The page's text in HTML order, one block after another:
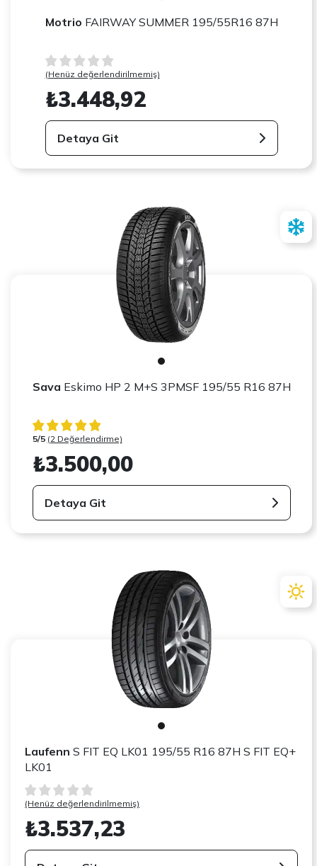
Motrio FAIRWAY SUMMER 195/55R16 87H
(Henüz değerlendirilmemiş)
₺3.448,92
Detaya Git
Sava Eskimo HP 2 M+S 3PMSF 195/55 R16 87H
5/5 (2 Değerlendirme)
₺3.500,00
Detaya Git
Laufenn S FIT EQ LK01 195/55 R16 87H S FIT EQ+
LK01
(Henüz değerlendirilmemiş)
₺3.537,23